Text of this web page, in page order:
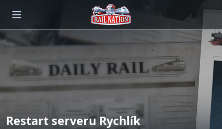
Restart serveru Rychlík